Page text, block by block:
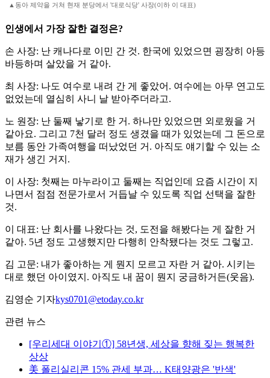
▲동아 제약을 거쳐 현재 분당에서 '대로식당' 사장(이하 이 대표)
인생에서 가장 잘한 결정은?
손 사장: 난 캐나다로 이민 간 것. 한국에 있었으면 굉장히 아등
바등하며 살았을 거 같아.
최 사장: 나도 여수로 내려 간 게 좋았어. 여수에는 아무 연고도
없었는데 열심히 사니 날 받아주더라고.
노 원장: 난 둘째 낳기로 한 거. 하나만 있었으면 외로웠을 거
같아요. 그리고 7천 달러 정도 생겼을 때가 있었는데 그 돈으로
보름 동안 가족여행을 떠났었던 거. 아직도 얘기할 수 있는 소
재가 생긴 거지.
이 사장: 첫째는 마누라이고 둘째는 직업인데 요즘 시간이 지
나면서 점점 전문가로서 거듭날 수 있도록 직업 선택을 잘한
것.
이 대표: 난 회사를 나왔다는 것, 도전을 해봤다는 게 잘한 거
같아. 5년 정도 고생했지만 다행히 안착됐다는 것도 그렇고.
김 고문: 내가 좋아하는 게 뭔지 모르고 자란 거 같아. 시키는
대로 했던 아이였지. 아직도 내 꿈이 뭔지 궁금하거든(웃음).
김영순 기자kys0701@etoday.co.kr
관련 뉴스
[우리세대 이야기①] 58년생, 세상을 향해 짖는 행복한
상상
美 폴리실리콘 15% 관세 부과… K태양광은 '반색'